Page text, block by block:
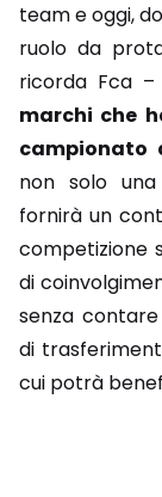
team e oggi,
ruolo da
ricorda Fca –
marchi che
campionato
non solo
fornirà un
competizione
di
senza
di
cui potrà